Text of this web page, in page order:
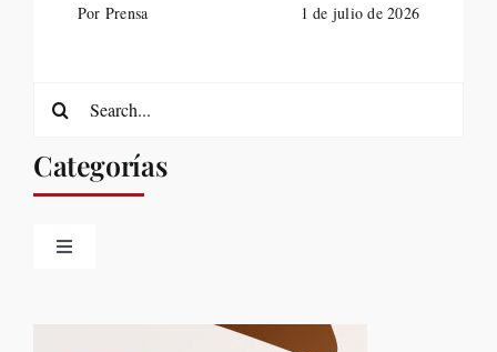
Por Prensa 1 de julio de 2026
Categorías
Toggle